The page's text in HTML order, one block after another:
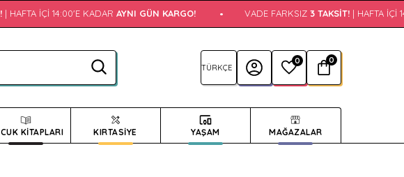
İÇI 14:00'E KADAR AYNI GÜN KARGO! VADE FARKSIZ 3 TAKSIT! | HAFTA İÇI
0 0
KİTAPLARI KIRTASİYE YAŞAM MAĞAZALAR